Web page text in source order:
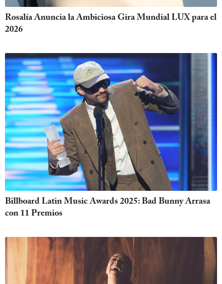
Rosalía Anuncia la Ambiciosa Gira Mundial LUX para el
2026
Billboard Latin Music Awards 2025: Bad Bunny Arrasa
con 11 Premios